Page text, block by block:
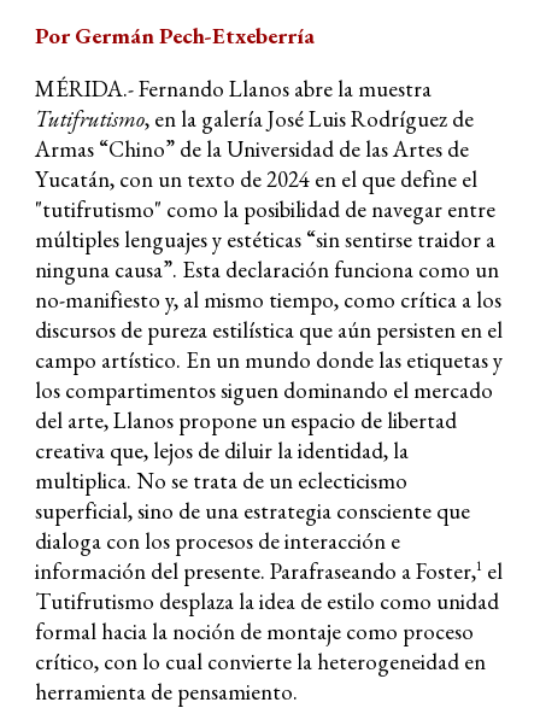
Por Germán Pech-Etxeberría
MÉRIDA.-Fernando Llanos abre la muestra
Tutifrutismo, en la galería José Luis Rodríguez de
Armas “Chino” de la Universidad de las Artes de
Yucatán, con un texto de 2024 en el que define el
"tutifrutismo" como la posibilidad de navegar entre
múltiples lenguajes y estéticas “sin sentirse traidor a
ninguna causa”. Esta declaración funciona como un
no-manifiesto y, al mismo tiempo, como crítica a los
discursos de pureza estilística que aún persisten en el
campo artístico. En un mundo donde las etiquetas y
los compartimentos siguen dominando el mercado
del arte, Llanos propone un espacio de libertad
creativa que, lejos de diluir la identidad, la
multiplica. No se trata de un eclecticismo
superficial, sino de una estrategia consciente que
dialoga con los procesos de interacción e
información del presente. Parafraseando a Foster,1 el
Tutifrutismo desplaza la idea de estilo como unidad
formal hacia la noción de montaje como proceso
crítico, con lo cual convierte la heterogeneidad en
herramienta de pensamiento.